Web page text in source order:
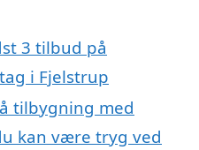
3 tilbud på
i Fjelstrup
tilbygning med
kan være tryg ved